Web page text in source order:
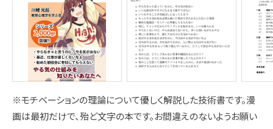
※モチベーションの理論について優しく解説した技術書です。漫
画は最初だけで、殆ど文字の本です。お間違えのないようお願い